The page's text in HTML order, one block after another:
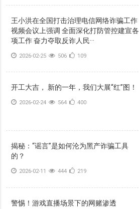
王小洪在全国打击治理电信网络诈骗工作
视频会议上强调 全面深化打防管控建宣各
项工作 奋力夺取反诈人民···
2026-02-25 506 109
开工大吉， 新的一年，我们大展“红”图！
2026-02-24 564 400
揭秘：“谣言”是如何沦为黑产诈骗工具
的？
2026-02-11 444 219
警惕！游戏直播场景下的网赌渗透